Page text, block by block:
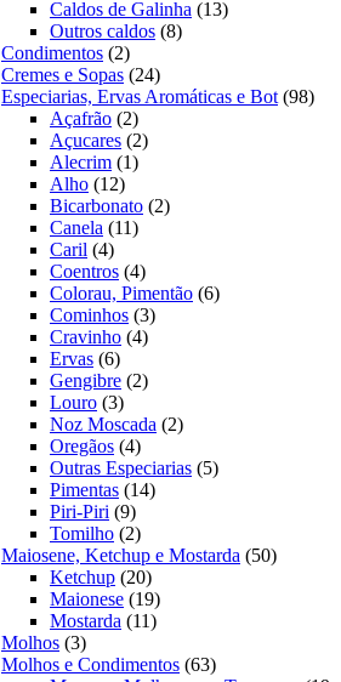
produtos
Caldos de Galinha 1313
Outros caldos 88
Condimentos 22
produtos
Cremes e Sopas 2424
produtos
Especiarias, Ervas Aromáticas e Bot 9898
Açafrão 22
produtos
Açucares 22
Alecrim 11
Alho 1212
produtos
Bicarbonato 22
Canela 1111
Caril 44
produtos
Coentros 44
produtos
Colorau, Pimentão 66
Cominhos 33
Cravinho 44
Ervas 66
produtos
Gengibre 22
Louro 33
produtos
Noz Moscada 22
Oregãos 44
produtos
Outras Especiarias 55
Pimentas 1414
Piri-Piri 99
produtos
Tomilho 22
produtos
Maiosene, Ketchup e Mostarda 5050
Ketchup 2020
produtos
Maionese 1919
produtos
Mostarda 1111
Molhos 33
produtos
Molhos e Condimentos 6363